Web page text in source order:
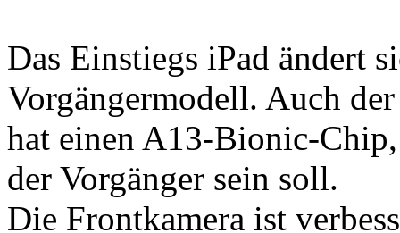
Das Einstiegs iPad ändert
Vorgängermodell. Auch
hat einen A13-Bionic-
der Vorgänger sein soll.
Die Frontkamera ist